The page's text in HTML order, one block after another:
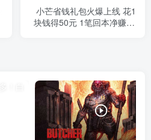
小芒省钱礼包火爆上线 花1
块钱得50元 1笔回本净赚49